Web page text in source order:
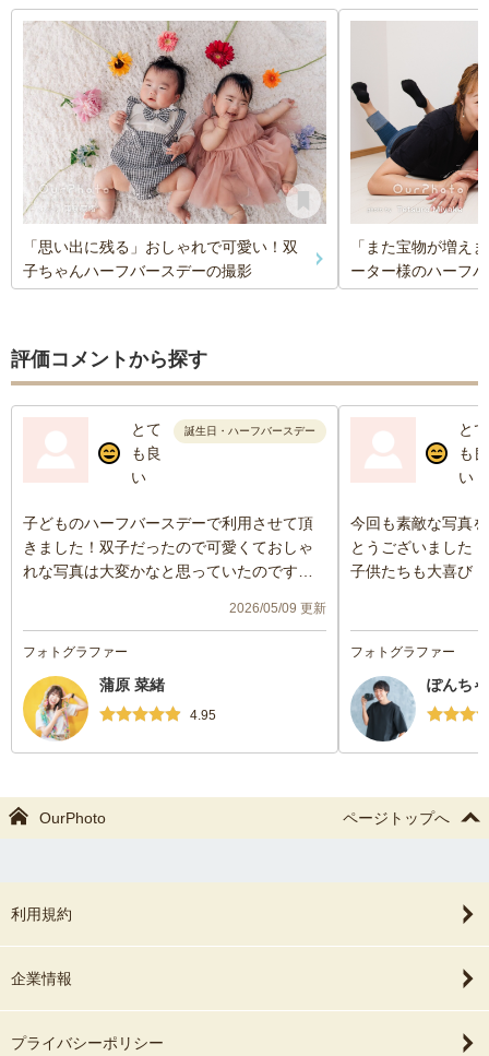
「思い出に残る」おしゃれで可愛い！双
子ちゃんハーフバースデーの撮影
「また宝物が増え
ーター様のハーフ
評価コメントから探す
とて
も良
い
誕生日・ハーフバースデー
子どものハーフバースデーで利用させて頂
きました！双子だったので可愛くておしゃ
れな写真は大変かなと思っていたのです
ても可愛い写真を沢山撮って頂けて本当に
嬉しかったです！
いつも人見知りで泣く子どもたちも蒲原さ
んが来てくださった時は泣くこともなく色
んな方法であやして楽しく撮影してくださ
がとうございました！
2026/05/09 更新
フォトグラファー
蒲原 菜緒
4.95
とて
も良
い
今回も素敵な写真
とうございました！
子供たちも大喜び！
フォトグラファー
ぽんち
OurPhoto ページトップへ
利用規約
企業情報
プライバシーポリシー